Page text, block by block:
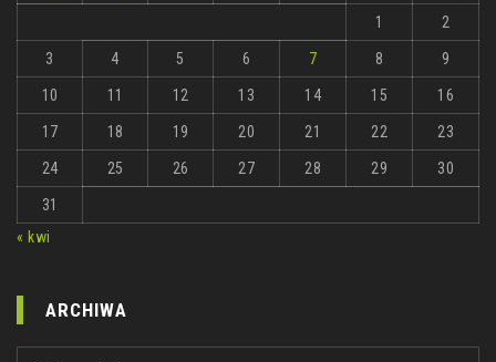
1 2
3 4 5 6 7 8 9
10 11 12 13 14 15 16
17 18 19 20 21 22 23
24 25 26 27 28 29 30
31
« kwi
ARCHIWA